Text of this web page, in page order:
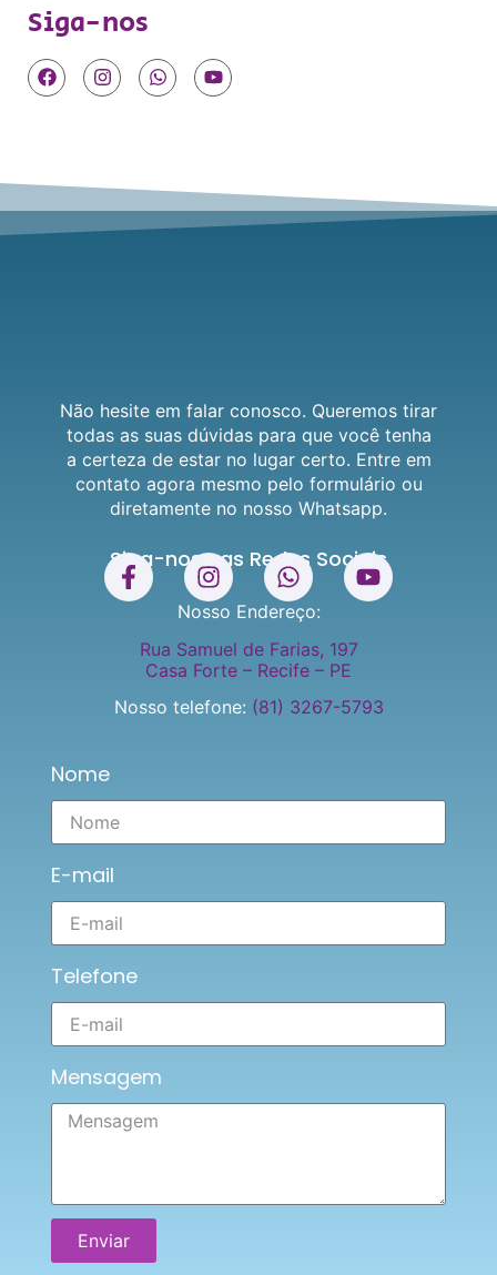
Siga-nos
Não hesite em falar conosco. Queremos tirar
todas as suas dúvidas para que você tenha
a certeza de estar no lugar certo. Entre em
contato agora mesmo pelo formulário ou
diretamente no nosso Whatsapp.
Siga-nos nas Redes Sociais
Nosso Endereço:
Rua Samuel de Farias, 197
Casa Forte – Recife – PE
Nosso telefone: (81) 3267-5793
Nome
E-mail
Telefone
Mensagem
Enviar